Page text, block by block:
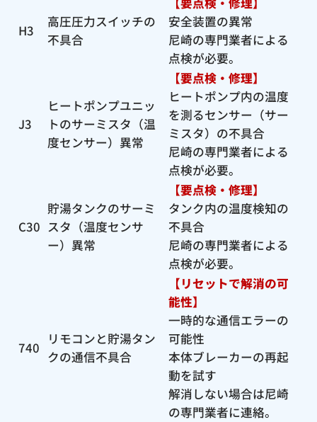
H3
高圧圧力スイッチの
不具合
安全装置の異常
尼崎の専門業者による
点検が必要。
J3
ヒートポンプユニッ
トのサーミスタ（温
度センサー）異常
【要点検・修理】
ヒートポンプ内の温度
を測るセンサー（サー
ミスタ）の不具合
尼崎の専門業者による
点検が必要。
C30
貯湯タンクのサーミ
スタ（温度センサ
ー）異常
【要点検・修理】
タンク内の温度検知の
不具合
尼崎の専門業者による
点検が必要。
740
リモコンと貯湯タン
クの通信不具合
【リセットで解消の可
能性】
一時的な通信エラーの
可能性
本体ブレーカーの再起
動を試す
解消しない場合は尼崎
の専門業者に連絡。